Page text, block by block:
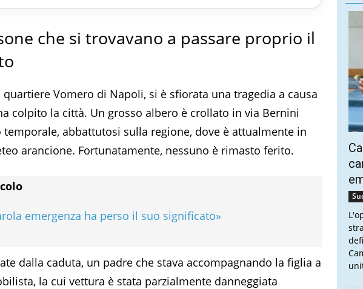
che si trovavano a passare proprio il
Vomero di Napoli, si è sfiorata una tragedia a causa
colpito la città. Un grosso albero è crollato in via Bernini
abbattutosi sulla regione, dove è attualmente in
arancione. Fortunatamente, nessuno è rimasto ferito.
emergenza ha perso il suo significato»
dalla caduta, un padre che stava accompagnando la figlia a
la cui vettura è stata parzialmente danneggiata